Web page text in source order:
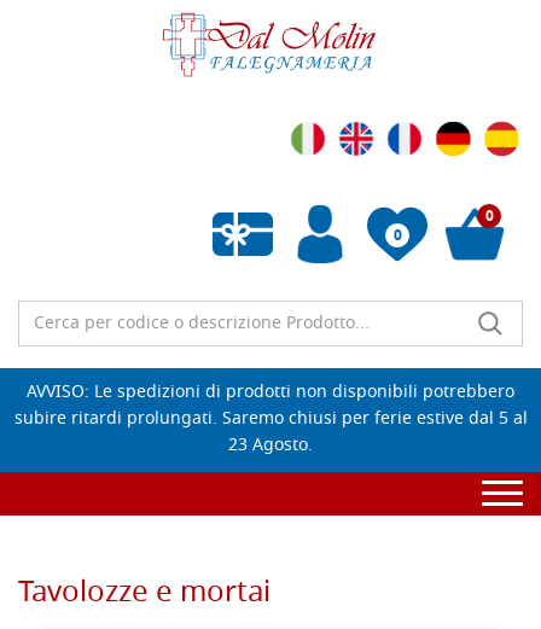
0
Wishlist vuota
0
AVVISO: Le spedizioni di prodotti non disponibili potrebbero
subire ritardi prolungati. Saremo chiusi per ferie estive dal 5 al
23 Agosto.
Tavolozze e mortai